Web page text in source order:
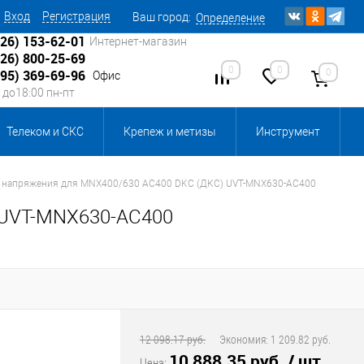
Вход Регистрация Ваш город: Определение
153-62-01 Интернет-магазин
800-25-69
369-69-96 Офис
до18:00 пн-пт
0 0 0
Телеком и СКС Крепеж и метизы Инструмент
Источники питания Кабеленесущие системы
и комплектующие, бытовая химия
напряжения для MNX400/630 AC400 DKC (ДКС) UVT-MNX630-AC400
MNX630-AC400
12 098.17 руб. Экономия: 1 209.82 руб.